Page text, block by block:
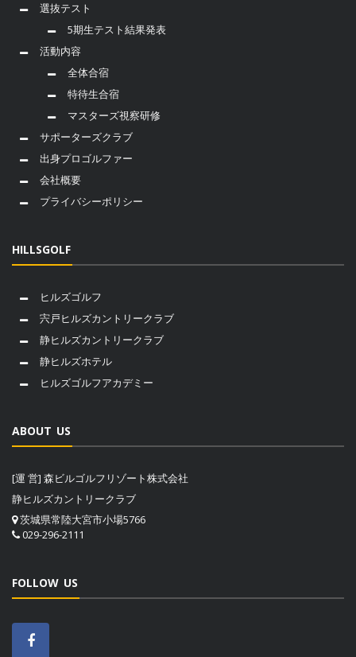
選抜テスト
5期生テスト結果発表
活動内容
全体合宿
特待生合宿
マスターズ視察研修
サポーターズクラブ
出身プロゴルファー
会社概要
プライバシーポリシー
HILLSGOLF
ヒルズゴルフ
宍戸ヒルズカントリークラブ
静ヒルズカントリークラブ
静ヒルズホテル
ヒルズゴルフアカデミー
ABOUT US
[運 営] 森ビルゴルフリゾート株式会社
静ヒルズカントリークラブ
茨城県常陸大宮市小場5766
029-296-2111
FOLLOW US